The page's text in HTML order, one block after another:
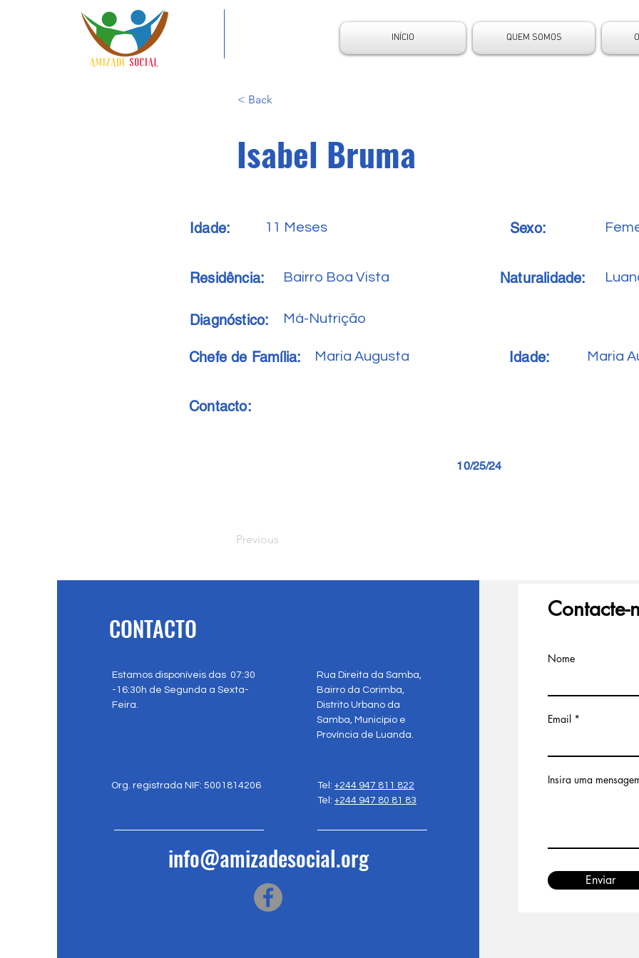
INÍCIO QUEM SOMOS
< Back
Isabel Bruma
Idade: 11 Meses Sexo:
Residência: Bairro Boa Vista Naturalidade:
Diagnóstico: Má-Nutrição
Chefe de Família: Maria Augusta Idade: Maria
Contacto:
10/25/24
Previous
CONTACTO
Estamos disponíveis das 07:30
-16:30h de Segunda a Sexta-
Feira.
Rua Direita da Samba,
Bairro da Corimba,
Distrito Urbano da
Samba, Município e
Província de Luanda.
Org. registrada NIF: 5001814206 Tel: +244 947 811 822
Tel: +244 947 80 81 83
info@amizadesocial.org
Contacte-
Nome
Email
Insira uma
Enviar